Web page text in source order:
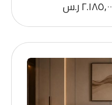
٢.١٨٥,٠٠ر.س